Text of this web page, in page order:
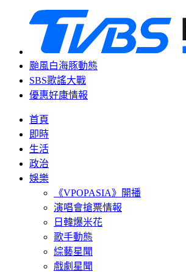
颱風白海豚動態
SBS歌謠大戰
優惠好康情報
首頁
即時
生活
政治
娛樂
《VPOPASIA》開播
演唱會搶票情報
日韓爆米花
歌手動態
綜藝星聞
戲劇星聞